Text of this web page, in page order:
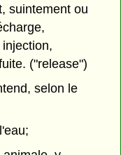
suintement ou
("release")
selon le